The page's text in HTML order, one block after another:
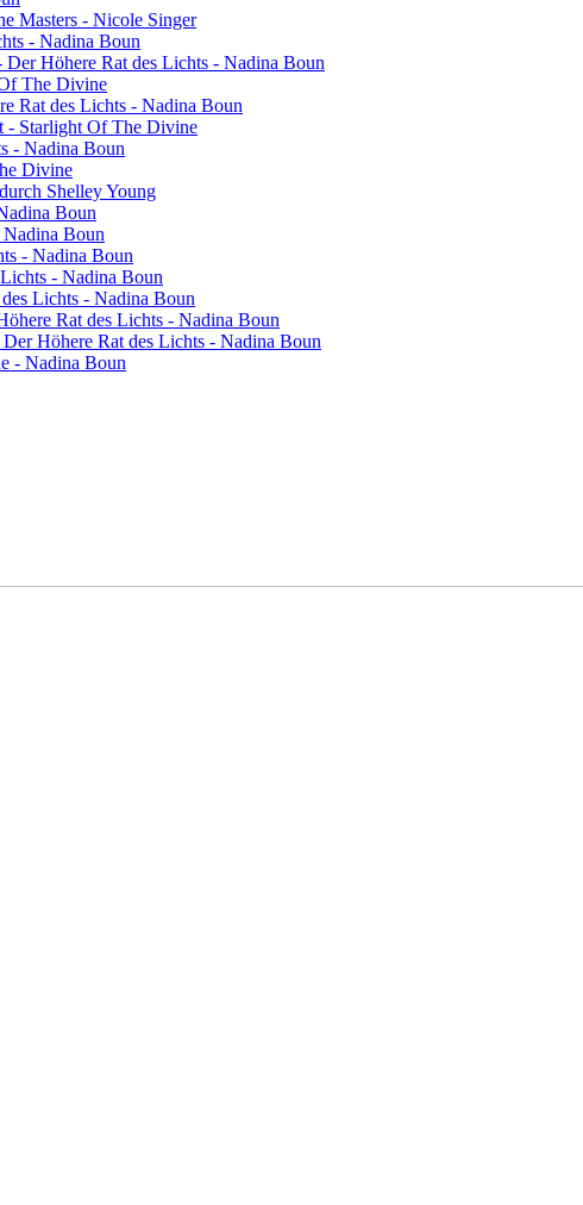
Masters - Nicole Singer
- Nadina Boun
Höhere Rat des Lichts - Nadina Boun
The Divine
Rat des Lichts - Nadina Boun
- Starlight Of The Divine
- Nadina Boun
Divine
Shelley Young
Boun
Boun
- Nadina Boun
- Nadina Boun
Lichts - Nadina Boun
Rat des Lichts - Nadina Boun
Höhere Rat des Lichts - Nadina Boun
- Nadina Boun